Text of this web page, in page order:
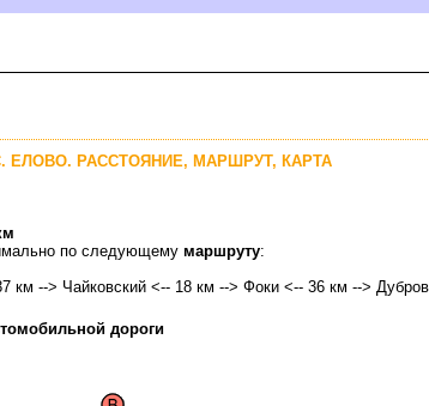
ЕЛОВО. РАССТОЯНИЕ, МАРШРУТ, КАРТА
по следующему маршруту:
км --> Чайковский <-- 18 км --> Фоки <-- 36 км -->
дороги